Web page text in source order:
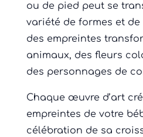
ou de pied peut se
variété de formes et de
des empreintes
animaux, des fleurs
des personnages de
Chaque œuvre d’art
empreintes de votre
célébration de sa